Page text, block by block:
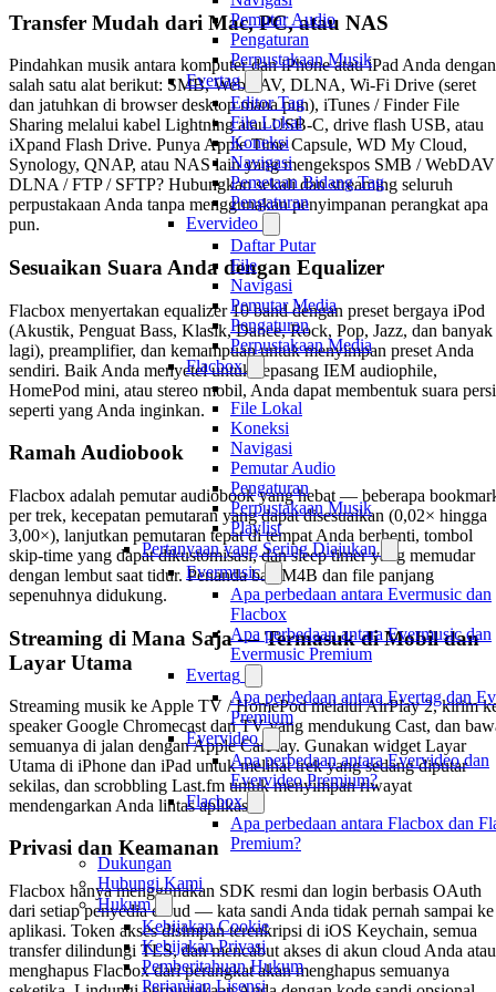
Pemutar Audio
Pengaturan
Perpustakaan Musik
Evertag
Editor Tag
File Lokal
Koneksi
Navigasi
Pemetaan Bidang Tag
Pengaturan
Evervideo
Daftar Putar
File
Navigasi
Pemutar Media
Pengaturan
Perpustakaan Media
Flacbox
File Lokal
Koneksi
Navigasi
Pemutar Audio
Pengaturan
Perpustakaan Musik
Playlist
Pertanyaan yang Sering Diajukan
Evermusic
Apa perbedaan antara Evermusic dan
Flacbox
Apa perbedaan antara Evermusic dan
Evermusic Premium
Evertag
Apa perbedaan antara Evertag dan
Premium
Evervideo
Apa perbedaan antara Evervideo dan
Evervideo Premium?
Flacbox
Apa perbedaan antara Flacbox dan
Premium?
Dukungan
Hubungi Kami
Hukum
Kebijakan Cookie
Kebijakan Privasi
Pemberitahuan Hukum
Perjanjian Lisensi
Transfer Mudah dari Mac, PC, atau NAS
Pindahkan musik antara komputer dan iPhone atau iPad Anda dengan
salah satu alat berikut: SMB, WebDAV, DLNA, Wi-Fi Drive (seret
dan jatuhkan di browser desktop mana pun), iTunes / Finder File
Sharing melalui kabel Lightning atau USB-C, drive flash USB, atau
iXpand Flash Drive. Punya Apple Time Capsule, WD My Cloud,
Synology, QNAP, atau NAS lain yang mengekspos SMB /
DLNA / FTP / SFTP? Hubungkan sekali dan streaming seluruh
perpustakaan Anda tanpa menggunakan penyimpanan perangkat apa
pun.
Sesuaikan Suara Anda dengan Equalizer
Flacbox menyertakan equalizer 10 band dengan preset bergaya iPod
(Akustik, Penguat Bass, Klasik, Dance, Rock, Pop, Jazz, dan banyak
lagi), preamplifier, dan kemampuan untuk menyimpan preset Anda
sendiri. Baik Anda menyetel untuk sepasang IEM audiophile,
HomePod mini, atau stereo mobil, Anda dapat membentuk suara
seperti yang Anda inginkan.
Ramah Audiobook
Flacbox adalah pemutar audiobook yang hebat — beberapa
per trek, kecepatan pemutaran yang dapat disesuaikan (0,02× hingga
3,00×), lanjutkan pemutaran tepat di tempat Anda berhenti, tombol
skip-time yang dapat dikustomisasi, dan sleep timer yang memudar
dengan lembut saat tidur. Penanda bab M4B dan file panjang
sepenuhnya didukung.
Streaming di Mana Saja — Termasuk di Mobil dan
Layar Utama
Streaming musik ke Apple TV / HomePod melalui AirPlay 2, kirim
speaker Google Chromecast dan TV yang mendukung Cast, dan
semuanya di jalan dengan Apple CarPlay. Gunakan widget Layar
Utama di iPhone dan iPad untuk melihat trek yang sedang diputar
sekilas, dan scrobbling Last.fm untuk menyimpan riwayat
mendengarkan Anda lintas aplikasi.
Privasi dan Keamanan
Flacbox hanya menggunakan SDK resmi dan login berbasis OAuth
dari setiap penyedia cloud — kata sandi Anda tidak pernah sampai ke
aplikasi. Token akses disimpan terenkripsi di iOS Keychain, semua
transfer dilindungi TLS, dan mencabut akses di akun cloud Anda atau
menghapus Flacbox dari perangkat akan menghapus semuanya